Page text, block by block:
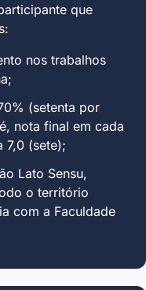
que
nos trabalhos
(setenta por
nota final em cada
7,0 (sete);
Lato Sensu,
o território
com a Faculdade